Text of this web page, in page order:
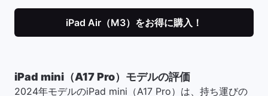
iPad Air（M3）をお得に購入！
iPad mini（A17 Pro）モデルの評価
2024年モデルのiPad mini（A17 Pro）は、持ち運びの